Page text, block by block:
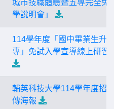
城市技職體驗暨五專完全免
學說明會」
114學年度「國中畢業生升
專」免試入學宣導線上研習
輔英科技大學114學年度招
傳海報